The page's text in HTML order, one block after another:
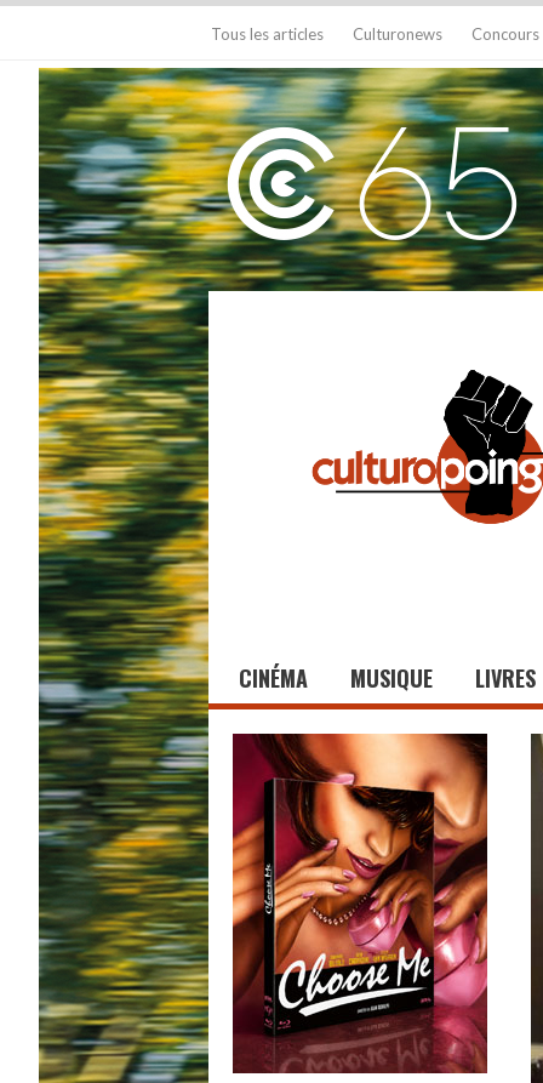
Tous les articles Culturonews Concours
CINÉMA MUSIQUE LIVRES